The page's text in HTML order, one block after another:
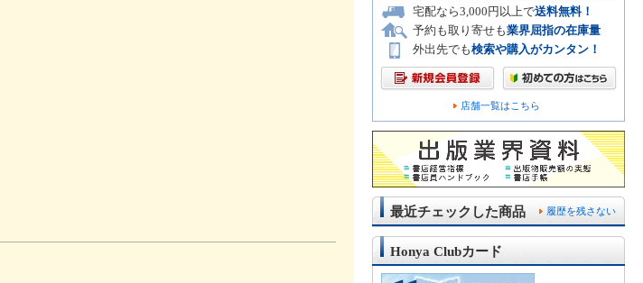
宅配なら3,000円以上で送料無料！
予約も取り寄せも業界屈指の在庫量
外出先でも検索や購入がカンタン！
店舗一覧はこちら
履歴を残さない
最近チェックした商品
Honya Clubカード